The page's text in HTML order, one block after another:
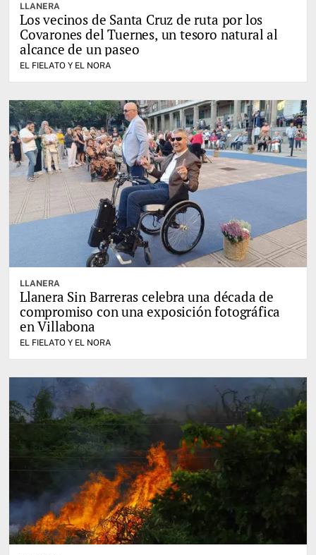
LLANERA
Los vecinos de Santa Cruz de ruta por los
Covarones del Tuernes, un tesoro natural al
alcance de un paseo
EL FIELATO Y EL NORA
LLANERA
Llanera Sin Barreras celebra una década de
compromiso con una exposición fotográfica
en Villabona
EL FIELATO Y EL NORA